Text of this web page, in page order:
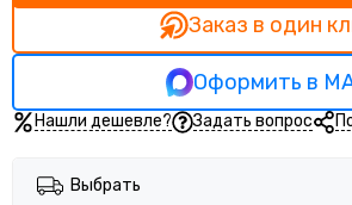
Модульные диваны Квадрик
Модульные диваны Системс М2
Модульные диваны Фэшн М23
Офисные диваны Астон
Офисные диваны Вилсон
Заказ в один
Оформить в
Нашли дешевле? Задать вопрос
Выбрать